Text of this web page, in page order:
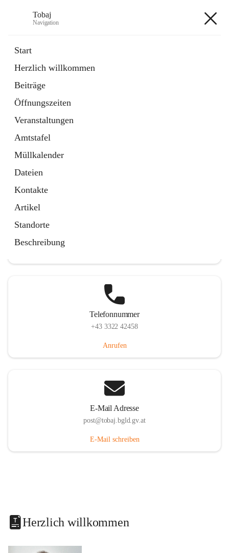
Tobaj
Navigation
Start
Herzlich willkommen
Beiträge
Öffnungszeiten
Veranstaltungen
Amtstafel
Müllkalender
Dateien
Kontakte
Artikel
Standorte
Beschreibung
Externe Webseite
in
Tab
Formulare
2 Schnellzugriffe
Telefonnummer
+43 3322 42458
Anrufen
E-Mail Adresse
post@tobaj.bgld.gv.at
E-Mail schreiben
Herzlich willkommen